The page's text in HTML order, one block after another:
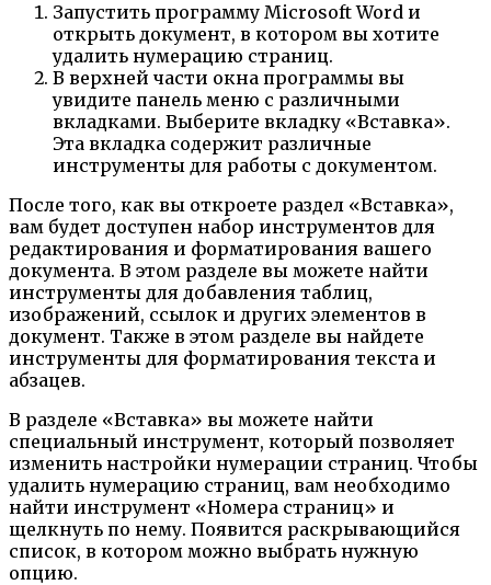
Запустить программу Microsoft Word и
открыть документ, в котором вы хотите
удалить нумерацию страниц.
В верхней части окна программы вы
увидите панель меню с различными
вкладками. Выберите вкладку «Вставка».
Эта вкладка содержит различные
инструменты для работы с документом.
После того, как вы откроете раздел «Вставка»,
вам будет доступен набор инструментов для
редактирования и форматирования вашего
документа. В этом разделе вы можете найти
инструменты для добавления таблиц,
изображений, ссылок и других элементов в
документ. Также в этом разделе вы найдете
инструменты для форматирования текста и
абзацев.
В разделе «Вставка» вы можете найти
специальный инструмент, который позволяет
изменить настройки нумерации страниц. Чтобы
удалить нумерацию страниц, вам необходимо
найти инструмент «Номера страниц» и
щелкнуть по нему. Появится раскрывающийся
список, в котором можно выбрать нужную
опцию.